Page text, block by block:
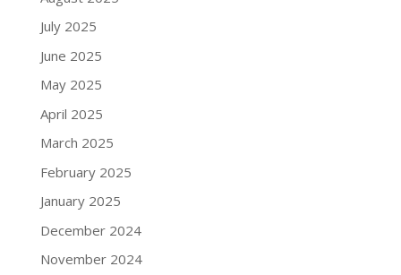
July 2025
June 2025
May 2025
April 2025
March 2025
February 2025
January 2025
December 2024
November 2024